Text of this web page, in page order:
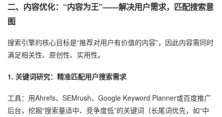
二、内容优化：“内容为王”——解决用户需求，匹配搜索意
图
搜索引擎的核心目标是“推荐对用户有价值的内容”，因此内容需同时
满足相关性、原创性、实用性。
1. 关键词研究：精准匹配用户搜索需求
工具：用Ahrefs、SEMrush、Google Keyword Planner或百度推广
后台，挖掘“搜索量适中、竞争度低”的关键词（长尾词优先，如“中